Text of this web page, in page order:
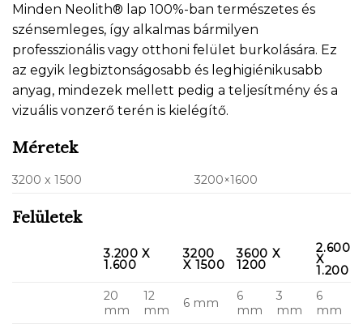
Minden Neolith® lap 100%-ban természetes és
szénsemleges, így alkalmas bármilyen
professzionális vagy otthoni felület burkolására. Ez
az egyik legbiztonságosabb és leghigiénikusabb
anyag, mindezek mellett pedig a teljesítmény és a
vizuális vonzerő terén is kielégítő.
Méretek
3200 x 1500 3200×1600
Felületek
3.200 X
1.600
3200
X 1500
3600 X
1200
2.600
X
1.200
20
mm
12
mm
6 mm
6
mm
3
mm
6
mm